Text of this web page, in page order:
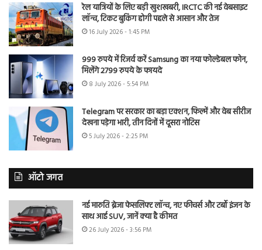
रेल यात्रियों के लिए बड़ी खुशखबरी, IRCTC की नई वेबसाइट
लॉन्च, टिकट बुकिंग होगी पहले से आसान और तेज
16 July 2026 - 1:45 PM
999 रुपये में रिजर्व करें Samsung का नया फोल्डेबल फोन,
मिलेंगे 2799 रुपये के फायदे
8 July 2026 - 5:54 PM
Telegram पर सरकार का बड़ा एक्शन, फिल्में और वेब सीरीज
देखना पड़ेगा भारी, तीन दिनों में दूसरा नोटिस
5 July 2026 - 2:25 PM
ऑटो जगत
नई मारुति ब्रेजा फेसलिफ्ट लॉन्च, नए फीचर्स और टर्बो इंजन के
साथ आई SUV, जानें क्या है कीमत
26 July 2026 - 3:56 PM